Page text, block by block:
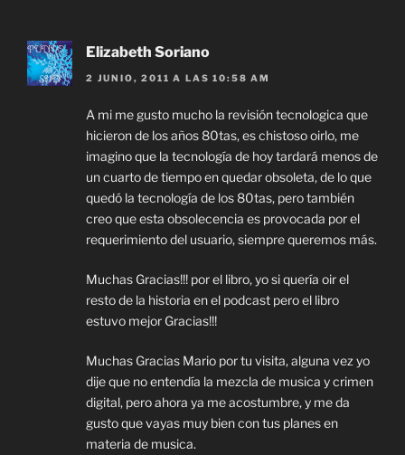
Elizabeth Soriano
2 JUNIO, 2011 A LAS 10:58 AM
A mi me gusto mucho la revisión tecnologica que
hicieron de los años 80tas, es chistoso oirlo, me
imagino que la tecnología de hoy tardará menos de
un cuarto de tiempo en quedar obsoleta, de lo que
quedó la tecnología de los 80tas, pero también
creo que esta obsolecencia es provocada por el
requerimiento del usuario, siempre queremos más.
Muchas Gracias!!! por el libro, yo si quería oir el
resto de la historia en el podcast pero el libro
estuvo mejor Gracias!!!
Muchas Gracias Mario por tu visita, alguna vez yo
dije que no entendía la mezcla de musica y crimen
digital, pero ahora ya me acostumbre, y me da
gusto que vayas muy bien con tus planes en
materia de musica.